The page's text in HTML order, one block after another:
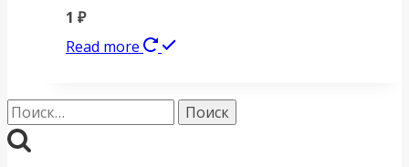
1 ₽
Read more
Найти: